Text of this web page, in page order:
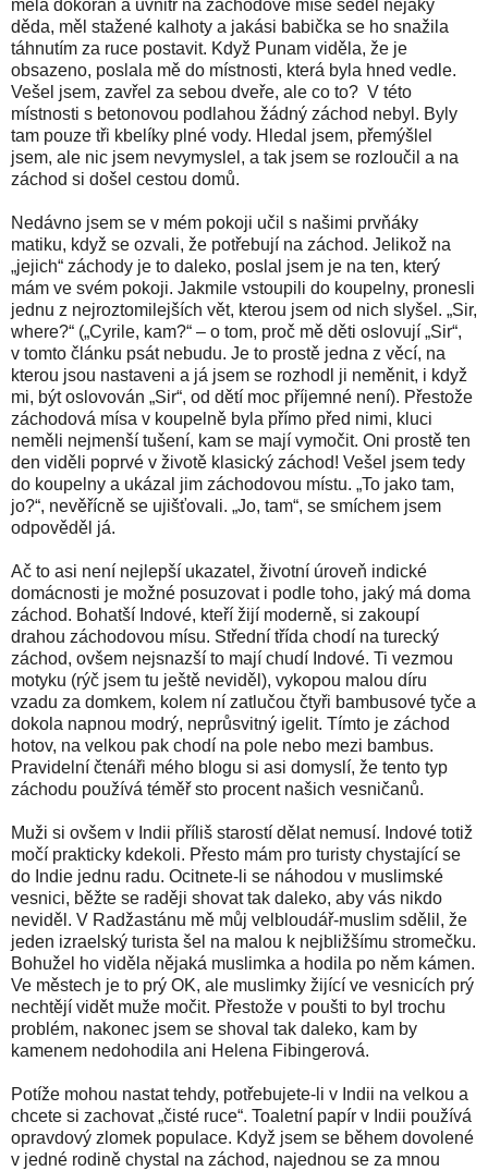
měla dokořán a uvnitř na záchodové míse seděl nějaký
děda, měl stažené kalhoty a jakási babička se ho snažila
táhnutím za ruce postavit. Když Punam viděla, že je
obsazeno, poslala mě do místnosti, která byla hned vedle.
Vešel jsem, zavřel za sebou dveře, ale co to? V této
místnosti s betonovou podlahou žádný záchod nebyl. Byly
tam pouze tři kbelíky plné vody. Hledal jsem, přemýšlel
jsem, ale nic jsem nevymyslel, a tak jsem se rozloučil a na
záchod si došel cestou domů.
Nedávno jsem se v mém pokoji učil s našimi prvňáky
matiku, když se ozvali, že potřebují na záchod. Jelikož na
„jejich“ záchody je to daleko, poslal jsem je na ten, který
mám ve svém pokoji. Jakmile vstoupili do koupelny, pronesli
jednu z nejroztomilejších vět, kterou jsem od nich slyšel. „Sir,
where?“ („Cyrile, kam?“ – o tom, proč mě děti oslovují „Sir“,
v tomto článku psát nebudu. Je to prostě jedna z věcí, na
kterou jsou nastaveni a já jsem se rozhodl ji neměnit, i když
mi, být oslovován „Sir“, od dětí moc příjemné není). Přestože
záchodová mísa v koupelně byla přímo před nimi, kluci
neměli nejmenší tušení, kam se mají vymočit. Oni prostě ten
den viděli poprvé v životě klasický záchod! Vešel jsem tedy
do koupelny a ukázal jim záchodovou místu. „To jako tam,
jo?“, nevěřícně se ujišťovali. „Jo, tam“, se smíchem jsem
odpověděl já.
Ač to asi není nejlepší ukazatel, životní úroveň indické
domácnosti je možné posuzovat i podle toho, jaký má doma
záchod. Bohatší Indové, kteří žijí moderně, si zakoupí
drahou záchodovou mísu. Střední třída chodí na turecký
záchod, ovšem nejsnazší to mají chudí Indové. Ti vezmou
motyku (rýč jsem tu ještě neviděl), vykopou malou díru
vzadu za domkem, kolem ní zatlučou čtyři bambusové tyče a
dokola napnou modrý, neprůsvitný igelit. Tímto je záchod
hotov, na velkou pak chodí na pole nebo mezi bambus.
Pravidelní čtenáři mého blogu si asi domyslí, že tento typ
záchodu používá téměř sto procent našich vesničanů.
Muži si ovšem v Indii příliš starostí dělat nemusí. Indové totiž
močí prakticky kdekoli. Přesto mám pro turisty chystající se
do Indie jednu radu. Ocitnete-li se náhodou v muslimské
vesnici, běžte se raději shovat tak daleko, aby vás nikdo
neviděl. V Radžastánu mě můj velbloudář-muslim sdělil, že
jeden izraelský turista šel na malou k nejbližšímu stromečku.
Bohužel ho viděla nějaká muslimka a hodila po něm kámen.
Ve městech je to prý OK, ale muslimky žijící ve vesnicích prý
nechtějí vidět muže močit. Přestože v poušti to byl trochu
problém, nakonec jsem se shoval tak daleko, kam by
kamenem nedohodila ani Helena Fibingerová.
Potíže mohou nastat tehdy, potřebujete-li v Indii na velkou a
chcete si zachovat „čisté ruce“. Toaletní papír v Indii používá
opravdový zlomek populace. Když jsem se během dovolené
v jedné rodině chystal na záchod, najednou se za mnou